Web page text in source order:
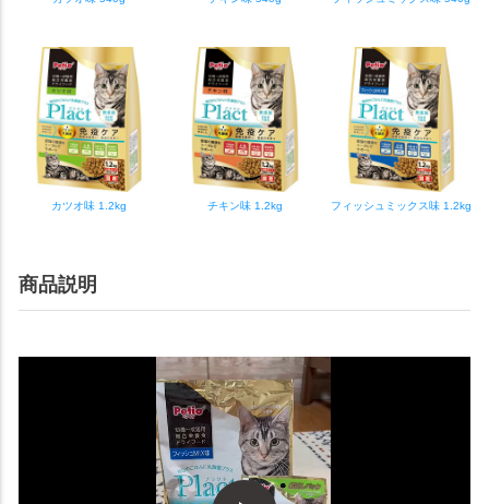
カツオ味 1.2kg チキン味 1.2kg フィッシュミックス味 1.2kg
商品説明